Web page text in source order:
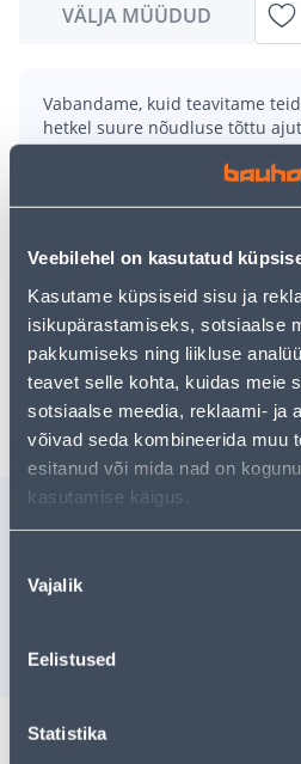
Veebilehel on kasutatud
Kasutame küpsiseid sisu ja
isikupärastamiseks, sotsiaalse
pakkumiseks ning liikluse
teavet selle kohta, kuidas meie
sotsiaalse meedia, reklaami- ja
võivad seda kombineerida muu
esitanud või mida nad on
kasutamise käigus.
valik
Vajalik
Eelistused
Statistika
VÄLJA MÜÜDUD
Vabandame, kuid teavitame
hetkel suure nõudluse tõttu
pakume suurepäraseid
, mis võivad
uurimistööd saate jätkata,
kasutades meie võimsat
veelgi meelepärasemad
Tarne pole võimalik
Sarnased tooted